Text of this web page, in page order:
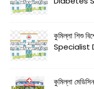
কুমিল্লা শিশু
Specialist
কুমিল্লা